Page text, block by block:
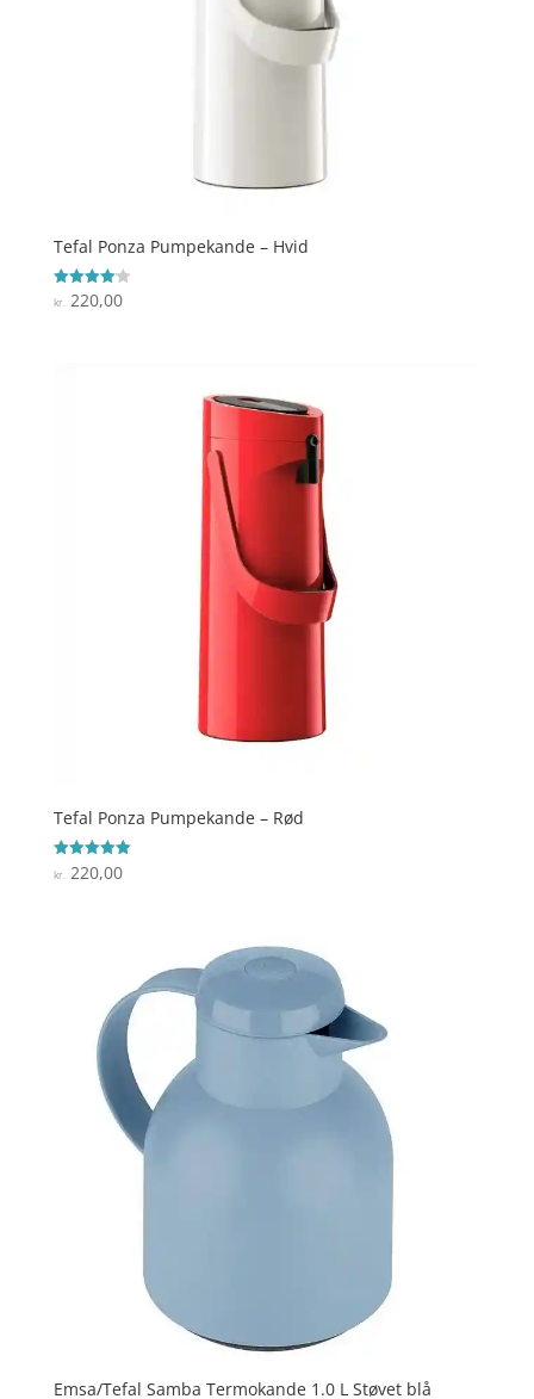
Tefal Ponza Pumpekande – Hvid
Vurderet
4.1
kr.220,00
Tefal Ponza Pumpekande – Rød
Vurderet
5
kr. 220,00
Emsa/Tefal Samba Termokande 1.0 L Støvet blå